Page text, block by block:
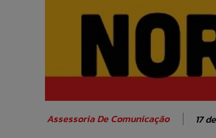
Assessoria De Comunicação 17